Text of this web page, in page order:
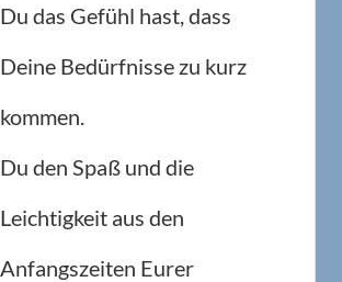
Du das Gefühl hast, dass
Deine Bedürfnisse zu kurz
kommen.
Du den Spaß und die
Leichtigkeit aus den
Anfangszeiten Eurer